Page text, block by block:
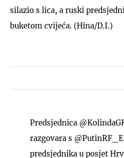
silazio s lica, a ruski
buketom cvijeća. (Hina/D.I.)
Predsjednica
razgovara s
predsjednika u posjet